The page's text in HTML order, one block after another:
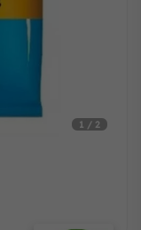
1 / 2